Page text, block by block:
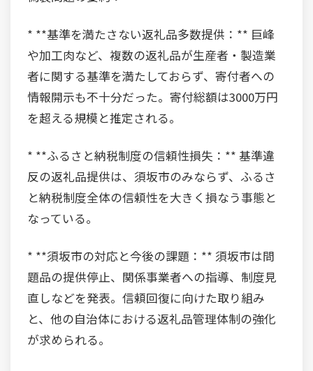
* **基準を満たさない返礼品多数提供：** 巨峰
や加工肉など、複数の返礼品が生産者・製造業
者に関する基準を満たしておらず、寄付者への
情報開示も不十分だった。寄付総額は3000万円
を超える規模と推定される。
* **ふるさと納税制度の信頼性損失：** 基準違
反の返礼品提供は、須坂市のみならず、ふるさ
と納税制度全体の信頼性を大きく損なう事態と
なっている。
* **須坂市の対応と今後の課題：** 須坂市は問
題品の提供停止、関係事業者への指導、制度見
直しなどを発表。信頼回復に向けた取り組み
と、他の自治体における返礼品管理体制の強化
が求められる。